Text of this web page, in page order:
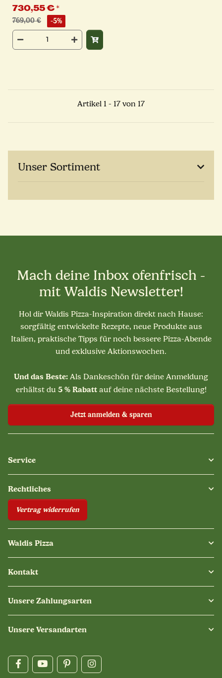
730,55 €*
769,00 € -5%
Artikel 1 - 17 von 17
Unser Sortiment
Mach deine Inbox ofenfrisch -
mit Waldis Newsletter!
Hol dir Waldis Pizza-Inspiration direkt nach Hause:
sorgfältig entwickelte Rezepte, neue Produkte aus
Italien, praktische Tipps für noch bessere Pizza-Abende
und exklusive Aktionswochen.
Und das Beste: Als Dankeschön für deine Anmeldung
erhältst du 5 % Rabattauf deine nächste Bestellung!
Jetzt anmelden & sparen
Service
Rechtliches
Vertrag widerrufen
Waldis Pizza
Kontakt
Unsere Zahlungsarten
Unsere Versandarten